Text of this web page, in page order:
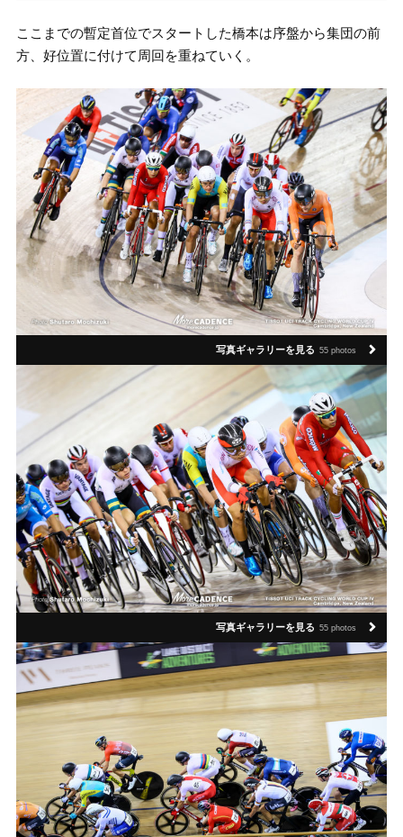
ここまでの暫定首位でスタートした橋本は序盤から集団の前
方、好位置に付けて周回を重ねていく。
写真ギャラリーを見る 55 photos
写真ギャラリーを見る 55 photos